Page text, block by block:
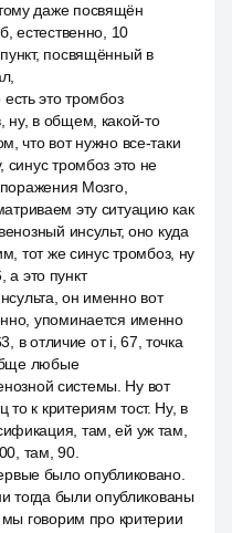
даже посвящён
естественно, 10
посвящённый в
это тромбоз
ну, в общем, какой-то
что вот нужно все-таки
синус тромбоз это не
поражения Мозго,
эту ситуацию как
инсульт, оно куда
тот же синус тромбоз, ну
а это пункт
он именно вот
упоминается именно
в отличие от i, 67, точка
любые
системы. Ну вот
к критериям тост. Ну, в
там, ей уж там,
там, 90.
было опубликовано.
тогда были опубликованы
мы говорим про критерии